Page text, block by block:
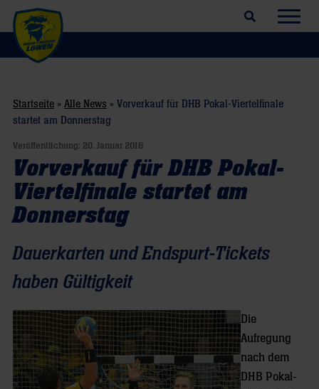
Suchfeld öffnen
Startseite » Alle News » Vorverkauf für DHB Pokal-Viertelfinale
startet am Donnerstag
Veröffentlichung: 20. Januar 2016
Vorverkauf für DHB Pokal-
Viertelfinale startet am
Donnerstag
Dauerkarten und Endspurt-Tickets
haben Gültigkeit
Die
Aufregung
nach dem
DHB Pokal-